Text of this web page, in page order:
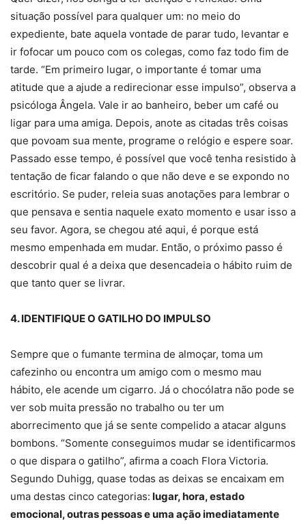
situação possível para qualquer um: no meio do
expediente, bate aquela vontade de parar tudo, levantar e
ir fofocar um pouco com os colegas, como faz todo fim de
tarde. “Em primeiro lugar, o importante é tomar uma
atitude que a ajude a redirecionar esse impulso”, observa a
psicóloga Ângela. Vale ir ao banheiro, beber um café ou
ligar para uma amiga. Depois, anote as citadas três coisas
que povoam sua mente, programe o relógio e espere soar.
Passado esse tempo, é possível que você tenha resistido à
tentação de ficar falando o que não deve e se expondo no
escritório. Se puder, releia suas anotações para lembrar o
que pensava e sentia naquele exato momento e usar isso a
seu favor. Agora, se chegou até aqui, é porque está
mesmo empenhada em mudar. Então, o próximo passo é
descobrir qual é a deixa que desencadeia o hábito ruim de
que tanto quer se livrar.
4. IDENTIFIQUE O GATILHO DO IMPULSO
Sempre que o fumante termina de almoçar, toma um
cafezinho ou encontra um amigo com o mesmo mau
hábito, ele acende um cigarro. Já o chocólatra não pode se
ver sob muita pressão no trabalho ou ter um
aborrecimento que já se sente compelido a atacar alguns
bombons. “Somente conseguimos mudar se identificarmos
o que dispara o gatilho”, afirma a coach Flora Victoria.
Segundo Duhigg, quase todas as deixas se encaixam em
uma destas cinco categorias: lugar, hora, estado
emocional, outras pessoas e uma ação imediatamente